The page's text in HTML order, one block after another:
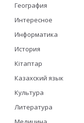
География
Интересное
Информатика
История
Кітаптар
Казахский язык
Культура
Литература